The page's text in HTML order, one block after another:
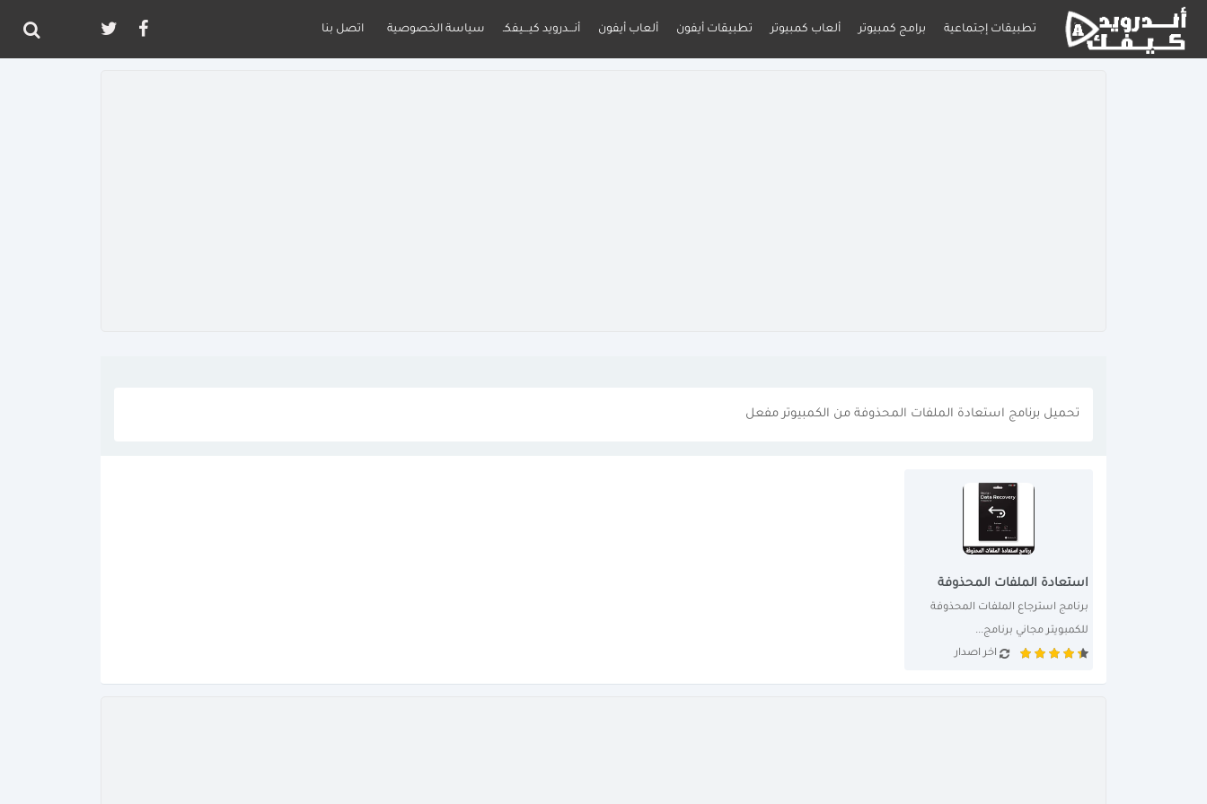
تطبيقات إجتماعية برامج كمبيوتر ألعاب كمبيوتر تطبيقات أيفون ألعاب أيفون أنـــدرويد كيـــيفكـ سياسة الخصوصية اتصل بنا
تحميل برنامج استعادة الملفات المحذوفة من الكمبيوتر مفعل
استعادة الملفات المحذوفة
للكمبويتر مجاني برنامج...
اخر اصدار